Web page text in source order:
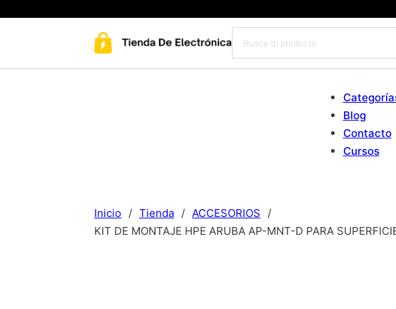
Blog
Contacto
Cursos
Inicio / Tienda / ACCESORIOS
/
KIT DE MONTAJE HPE ARUBA AP-MNT-D PARA